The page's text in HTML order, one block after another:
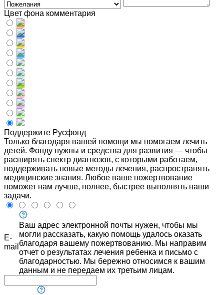
Цвет фона комментария
Поддержите Русфонд
Только благодаря вашей помощи мы помогаем лечить
детей. Фонду нужны и средства для развития — чтобы
расширять спектр диагнозов, с которыми работаем,
поддерживать новые методы лечения, распространять
медицинские знания. Любое ваше пожертвование
поможет нам лучше, полнее, быстрее выполнять наши
задачи.
E-
mail
Ваш адрес электронной почты нужен, чтобы мы
могли рассказать, какую помощь удалось оказать
благодаря вашему пожертвованию. Мы направим
отчет о результатах лечения ребенка и письмо с
благодарностью. Мы бережно относимся к вашим
данным и не передаем их третьим лицам.